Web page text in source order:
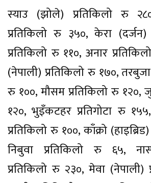
स्याउ (झोले) प्रतिकिलो रु
प्रतिकिलो रु ३५०, केरा
प्रतिकिलो रु ११०, अनार
(नेपाली) प्रतिकिलो रु १७०,
रु १००, मौसम प्रतिकिलो रु १२०,
१२०, भुइँकटहर प्रतिगोटा रु
प्रतिकिलो रु १००, काँक्रो
निबुवा प्रतिकिलो रु ६५,
प्रतिकिलो रु २३०, मेवा (नेपाली)